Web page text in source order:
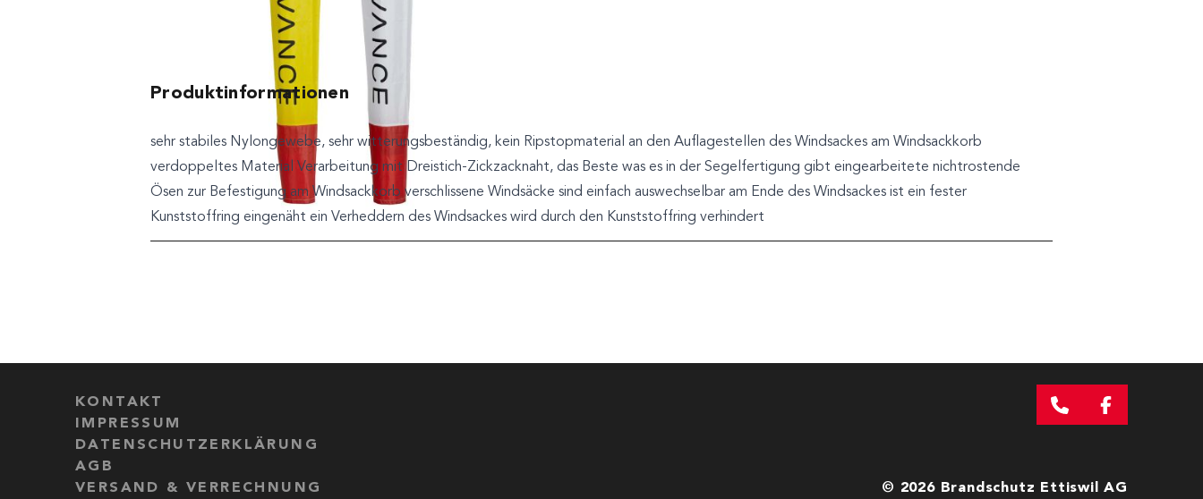
Produktinformationen
sehr stabiles Nylongewebe, sehr witterungsbeständig, kein Ripstopmaterial an den Auflagestellen des Windsackes am Windsackkorb
verdoppeltes Material Verarbeitung mit Dreistich-Zickzacknaht, das Beste was es in der Segelfertigung gibt eingearbeitete nichtrostende
Ösen zur Befestigung am Windsackkorb verschlissene Windsäcke sind einfach auswechselbar am Ende des Windsackes ist ein fester
Kunststoffring eingenäht ein Verheddern des Windsackes wird durch den Kunststoffring verhindert
© 2026 Brandschutz Ettiswil AG
KONTAKT
IMPRESSUM
DATENSCHUTZERKLÄRUNG
AGB
VERSAND & VERRECHNUNG